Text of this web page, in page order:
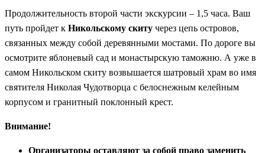
Продолжительность второй части экскурсии – 1,5 часа. Ваш
путь пройдет к Никольскому скиту через цепь островов,
связанных между собой деревянными мостами. По дороге вы
осмотрите яблоневый сад и монастырскую таможню. А уже в
самом Никольском скиту возвышается шатровый храм во имя
святителя Николая Чудотворца с белоснежным келейным
корпусом и гранитный поклонный крест.
Внимание!
Организаторы оставляют за собой право заменить